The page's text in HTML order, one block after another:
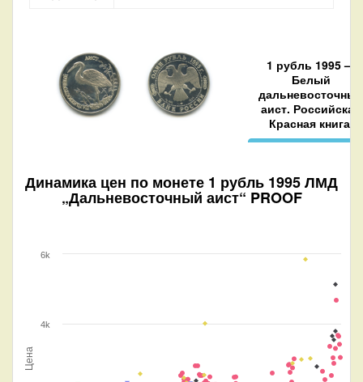
1 рубль 1995 —
Белый
дальневосточный
аист. Российская
Красная книга.
Динамика цен по монете 1 рубль 1995 ЛМД
„Дальневосточный аист“ PROOF
Цена
4k
6k